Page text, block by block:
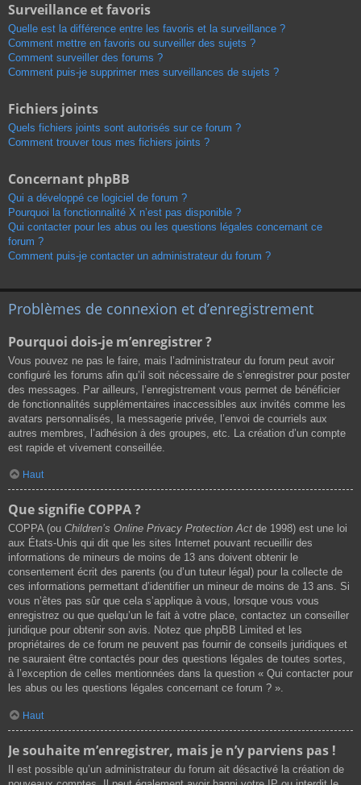
Surveillance et favoris
Quelle est la différence entre les favoris et la surveillance ?
Comment mettre en favoris ou surveiller des sujets ?
Comment surveiller des forums ?
Comment puis-je supprimer mes surveillances de sujets ?
Fichiers joints
Quels fichiers joints sont autorisés sur ce forum ?
Comment trouver tous mes fichiers joints ?
Concernant phpBB
Qui a développé ce logiciel de forum ?
Pourquoi la fonctionnalité X n’est pas disponible ?
Qui contacter pour les abus ou les questions légales concernant ce
forum ?
Comment puis-je contacter un administrateur du forum ?
Problèmes de connexion et d’enregistrement
Pourquoi dois-je m’enregistrer ?
Vous pouvez ne pas le faire, mais l’administrateur du forum peut avoir
configuré les forums afin qu’il soit nécessaire de s’enregistrer pour poster
des messages. Par ailleurs, l’enregistrement vous permet de bénéficier
de fonctionnalités supplémentaires inaccessibles aux invités comme les
avatars personnalisés, la messagerie privée, l’envoi de courriels aux
autres membres, l’adhésion à des groupes, etc. La création d’un compte
est rapide et vivement conseillée.
Haut
Que signifie COPPA ?
COPPA (ou Children’s Online Privacy Protection Act de 1998) est une loi
aux États-Unis qui dit que les sites Internet pouvant recueillir des
informations de mineurs de moins de 13 ans doivent obtenir le
consentement écrit des parents (ou d’un tuteur légal) pour la collecte de
ces informations permettant d’identifier un mineur de moins de 13 ans. Si
vous n’êtes pas sûr que cela s’applique à vous, lorsque vous vous
enregistrez ou que quelqu’un le fait à votre place, contactez un conseiller
juridique pour obtenir son avis. Notez que phpBB Limited et les
propriétaires de ce forum ne peuvent pas fournir de conseils juridiques et
ne sauraient être contactés pour des questions légales de toutes sortes,
à l’exception de celles mentionnées dans la question « Qui contacter pour
les abus ou les questions légales concernant ce forum ? ».
Haut
Je souhaite m’enregistrer, mais je n’y parviens pas !
Il est possible qu’un administrateur du forum ait désactivé la création de